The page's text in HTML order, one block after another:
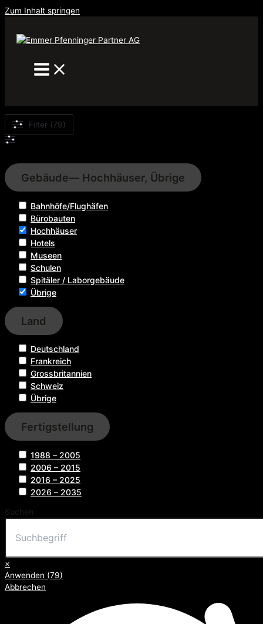
Zum Inhalt springen
Filter (79)
Gebäude— Hochhäuser, Übrige
Bahnhöfe/Flughäfen
Bürobauten
Hochhäuser
Hotels
Museen
Schulen
Spitäler / Laborgebäude
Übrige
Land
Deutschland
Frankreich
Grossbritannien
Schweiz
Übrige
Fertigstellung
1988 – 2005
2006 – 2015
2016 – 2025
2026 – 2035
Suchen
×
Anwenden (79)
Abbrechen